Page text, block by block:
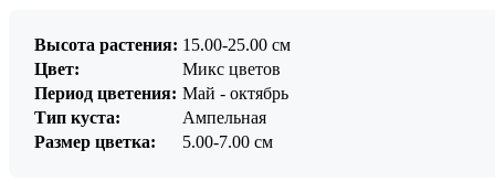
Высота растения: 15.00-25.00 см
Цвет:
Микс цветов
Период цветения: Май - октябрь
Тип куста:
Ампельная
Размер цветка:
5.00-7.00 см